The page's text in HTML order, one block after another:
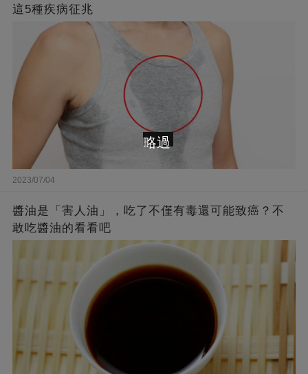
這5種疾病征兆
2023/07/04
醬油是「害人油」，吃了不僅有毒還可能致癌？不
敢吃醬油的看看吧
略過